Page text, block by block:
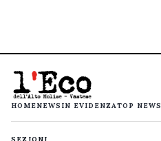
HOMENEWS IN EVIDENZATOP NEWS